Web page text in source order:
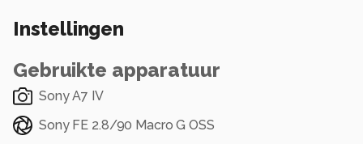
Instellingen
Gebruikte apparatuur
Sony A7 IV
Sony FE 2.8/90 Macro G OSS